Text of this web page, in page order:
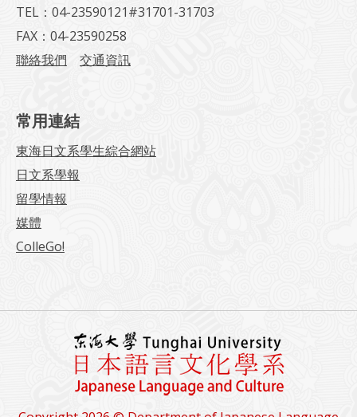
TEL：04-23590121#31701-31703
FAX：04-23590258
聯絡我們
交通資訊
常用連結
東海日文系學生綜合網站
日文系學報
留學情報
媒體
ColleGo!